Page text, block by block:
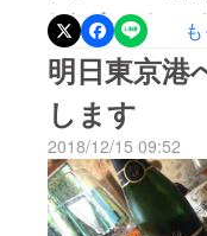
したヴァルトゥー
インが倉庫に入庫
た。明日より順次
ます。年末までに
んのお手元に到着
です。お正月に是
みください。ワイ
明日東京港
します
2018/12/15 09:52